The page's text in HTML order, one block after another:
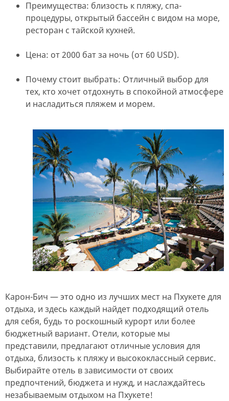
Преимущества: близость к пляжу, спа-
процедуры, открытый бассейн с видом на море,
ресторан с тайской кухней.
Цена: от 2000 бат за ночь (от 60 USD).
Почему стоит выбрать: Отличный выбор для
тех, кто хочет отдохнуть в спокойной атмосфере
и насладиться пляжем и морем.
Карон-Бич — это одно из лучших мест на Пхукете для
отдыха, и здесь каждый найдет подходящий отель
для себя, будь то роскошный курорт или более
бюджетный вариант. Отели, которые мы
представили, предлагают отличные условия для
отдыха, близость к пляжу и высококлассный сервис.
Выбирайте отель в зависимости от своих
предпочтений, бюджета и нужд, и наслаждайтесь
незабываемым отдыхом на Пхукете!